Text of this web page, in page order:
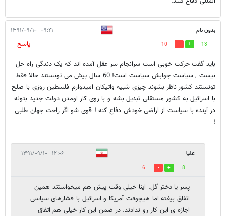
بدون نام ۰۹:۴۱ - ۱۳۹۱/۰۹/۱۰
13
10
پاسخ
باید گفت حرکت خوبی است سرانجام سر عقل آمده اند که یک دندگی راه حل
نیست , سیاست جوابش سیاست است! 60 سال پیش می تونستند حالا فقط
تونستند کشور ناظر بشوند چیزی شبیه واتیکان امیدوارم فلسطین روزی با صلح
با اسرائیل به کشور مستقلی تبدیل بشه و با روی کار اومدن دولت جدید بتونه
در آینده با سیاست از اراضی خودش دفاع کنه ! قوی شو اگر راحت جهان طلبی
!
علیا ۱۲:۰۶ - ۱۳۹۱/۰۹/۱۰
8
6
پسر یا دختر گل. اینا خیلی وقت پیش هم میخواستند همین
اتفاق بیفته اما هیچوقت آمریکا و اسرائیل با فشارهای سیاسی
اجازه ی این کار رو ندادند. در ضمن این کار خیلی هم اتفاق